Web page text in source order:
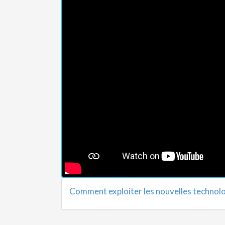
Comment exploiter les nouvelles